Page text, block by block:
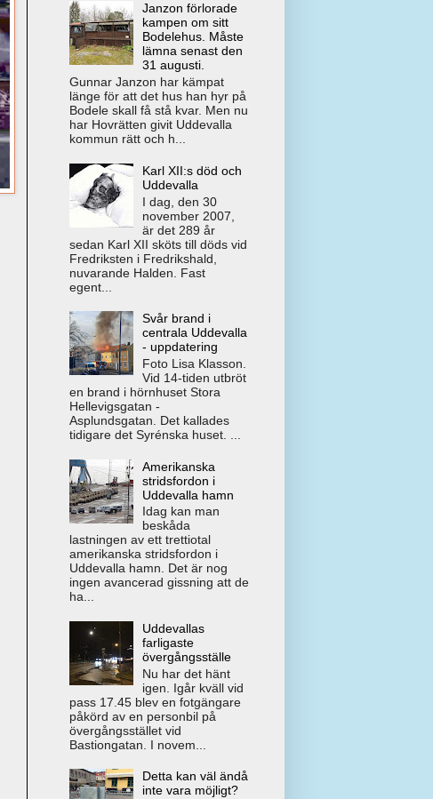
Janzon förlorade
kampen om sitt
Bodelehus. Måste
lämna senast den
31 augusti.
Gunnar Janzon har kämpat
länge för att det hus han hyr på
Bodele skall få stå kvar. Men nu
har Hovrätten givit Uddevalla
kommun rätt och h...
Karl XII:s död och
Uddevalla
I dag, den 30
november 2007,
är det 289 år
sedan Karl XII sköts till döds vid
Fredriksten i Fredrikshald,
nuvarande Halden. Fast
egent...
Svår brand i
centrala Uddevalla
- uppdatering
Foto Lisa Klasson.
Vid 14-tiden utbröt
en brand i hörnhuset Stora
Hellevigsgatan -
Asplundsgatan. Det kallades
tidigare det Syrénska huset. ...
Amerikanska
stridsfordon i
Uddevalla hamn
Idag kan man
beskåda
lastningen av ett trettiotal
amerikanska stridsfordon i
Uddevalla hamn. Det är nog
ingen avancerad gissning att de
ha...
Uddevallas
farligaste
övergångsställe
Nu har det hänt
igen. Igår kväll vid
pass 17.45 blev en fotgängare
påkörd av en personbil på
övergångsstället vid
Bastiongatan. I novem...
Detta kan väl ändå
inte vara möjligt?